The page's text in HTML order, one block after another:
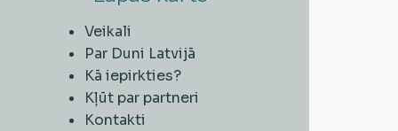
Veikali
Par Duni Latvijā
Kā iepirkties?
Kļūt par partneri
Kontakti